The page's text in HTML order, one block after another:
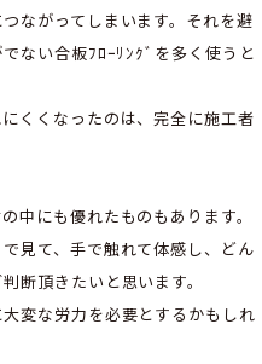
ながってしまいます。それを避
ない合板ﾌﾛｰﾘﾝｸﾞを多く使うと
くくなったのは、完全に施工者
中にも優れたものもあります。
見て、手で触れて体感し、どん
断頂きたいと思います。
変な労力を必要とするかもしれ